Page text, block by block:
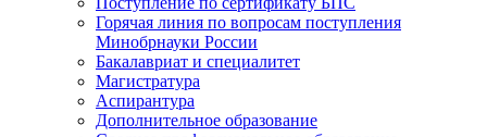
Горячая линия по вопросам поступления
Минобрнауки России
Бакалавриат и специалитет
Магистратура
Аспирантура
Дополнительное образование